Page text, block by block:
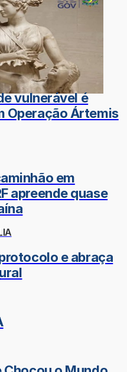
vulnerável é
Operação Ártemis
em
apreende quase
e abraça